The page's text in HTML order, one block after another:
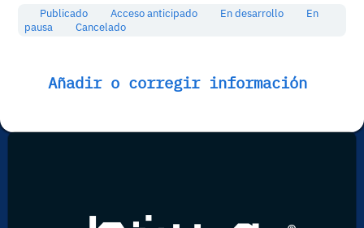
Publicado Acceso anticipado En desarrollo
En
pausa
Cancelado
Añadir o corregir información